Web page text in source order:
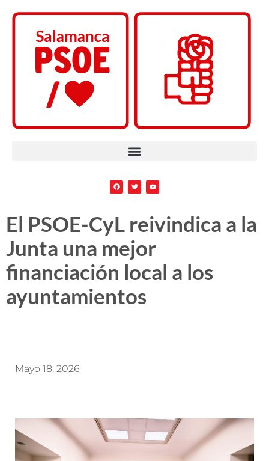
El PSOE-CyL reivindica a la
Junta una mejor
financiación local a los
ayuntamientos
Mayo 18, 2026